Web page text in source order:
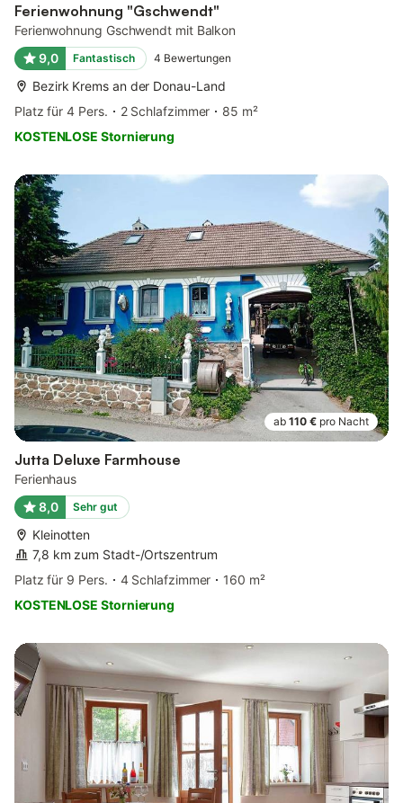
Ferienwohnung "Gschwendt"
Ferienwohnung Gschwendt mit Balkon
9,0
Fantastisch 4 Bewertungen
Bezirk Krems an der Donau-Land
Platz für 4 Pers.
2 Schlafzimmer
85 m²
KOSTENLOSE Stornierung
ab 110 € pro Nacht
Jutta Deluxe Farmhouse
Ferienhaus
8,0
Sehr gut
Kleinotten
7,8 km zum Stadt-/Ortszentrum
Platz für 9 Pers.
4 Schlafzimmer
160 m²
KOSTENLOSE Stornierung